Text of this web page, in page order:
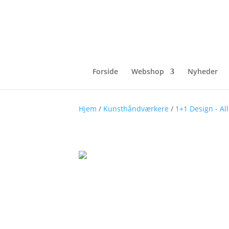
Forside Webshop Nyheder
Hjem / Kunsthåndværkere / 1+1 Design -